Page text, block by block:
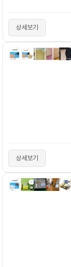
상세보기
상세보기